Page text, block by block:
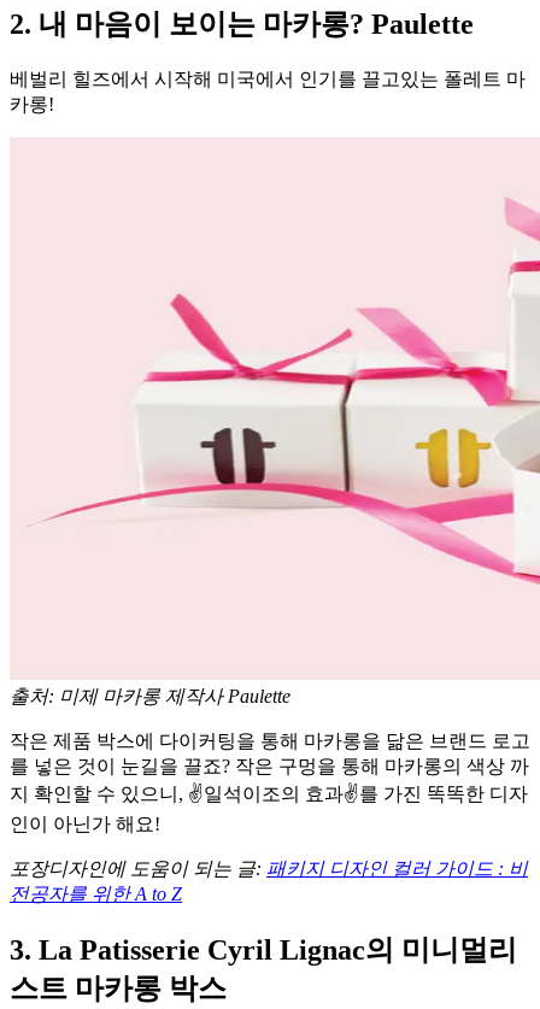
2. 내 마음이 보이는 마카롱? Paulette
베벌리 힐즈에서 시작해 미국에서 인기를 끌고있는 폴레트 마
카롱!
출처: 미제 마카롱 제작사 Paulette
작은 제품 박스에 다이커팅을 통해 마카롱을 닮은 브랜드 로고
를 넣은 것이 눈길을 끌죠? 작은 구멍을 통해 마카롱의 색상 까
지 확인할 수 있으니, ✌️일석이조의 효과✌️를 가진 똑똑한 디자
인이 아닌가 해요!
포장디자인에 도움이 되는 글: 패키지 디자인 컬러 가이드 : 비
전공자를 위한 A to Z
3. La Patisserie Cyril Lignac의 미니멀리
스트 마카롱 박스